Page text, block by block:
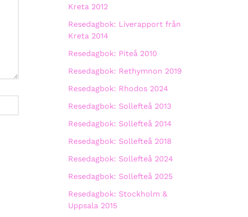
Kreta 2012
Resedagbok: Liverapport från
Kreta 2014
Resedagbok: Piteå 2010
Resedagbok: Rethymnon 2019
Resedagbok: Rhodos 2024
Resedagbok: Sollefteå 2013
Resedagbok: Sollefteå 2014
Resedagbok: Sollefteå 2018
Resedagbok: Sollefteå 2024
Resedagbok: Sollefteå 2025
Resedagbok: Stockholm &
Uppsala 2015